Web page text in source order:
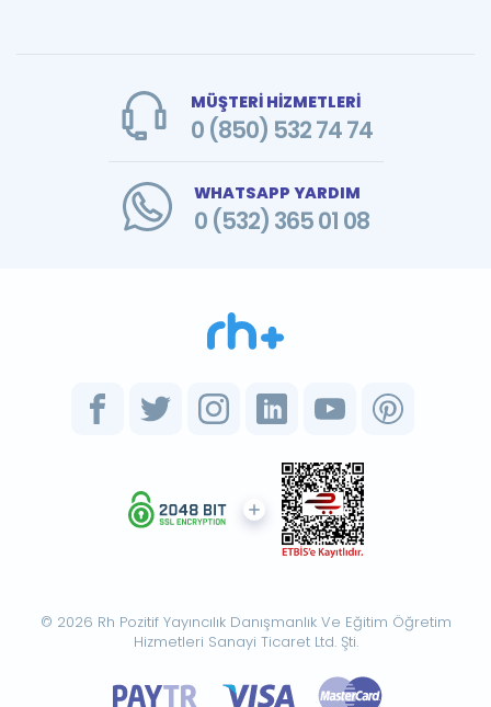
MÜŞTERİ HİZMETLERİ
0 (850) 532 74 74
WHATSAPP YARDIM
0 (532) 365 01 08
© 2026 Rh Pozitif Yayıncılık Danışmanlık Ve Eğitim Öğretim
Hizmetleri Sanayi Ticaret Ltd. Şti.